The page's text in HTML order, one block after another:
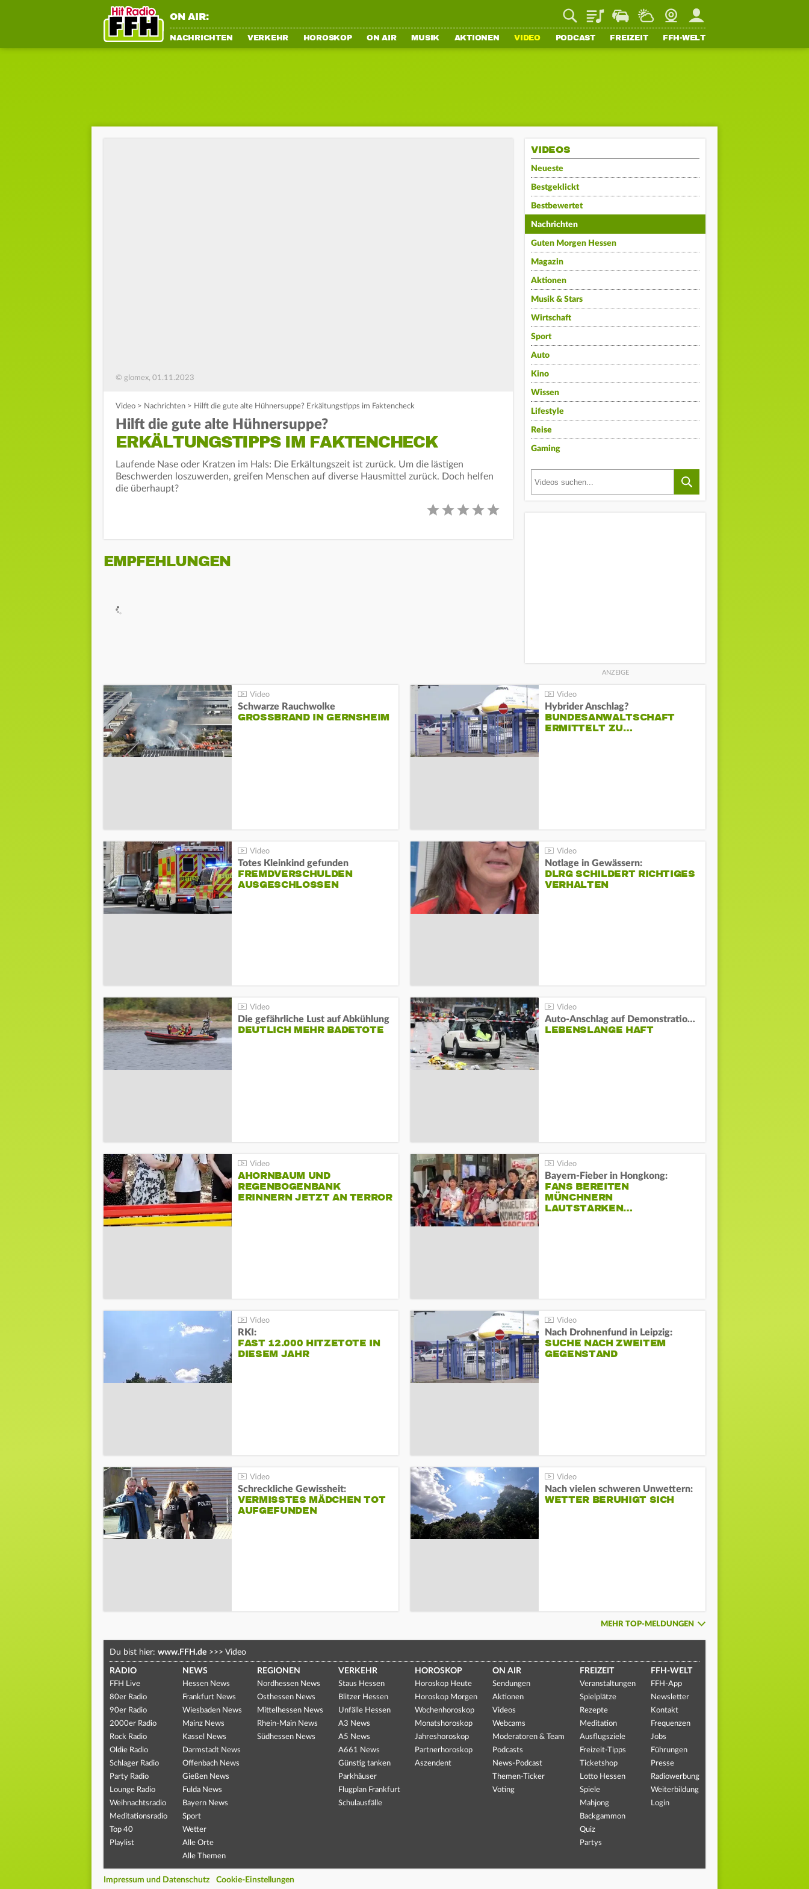
ON AIR: PlaylistStaupilotWetterWebcamMein FFH
NACHRICHTEN VERKEHR HOROSKOP ON AIR MUSIK AKTIONEN VIDEO PODCAST FREIZEIT FFH-WELT
© glomex, 01.11.2023
Video > Nachrichten > Hilft die gute alte Hühnersuppe? Erkältungstipps im Faktencheck
Hilft die gute alte Hühnersuppe?
ERKÄLTUNGSTIPPS IM FAKTENCHECK
Laufende Nase oder Kratzen im Hals: Die Erkältungszeit ist zurück. Um die lästigen
Beschwerden loszuwerden, greifen Menschen auf diverse Hausmittel zurück. Doch helfen
die überhaupt?
EMPFEHLUNGEN
VIDEOS
Neueste
Bestgeklickt
Bestbewertet
Nachrichten
Guten Morgen Hessen
Magazin
Aktionen
Musik & Stars
Wirtschaft
Sport
Auto
Kino
Wissen
Lifestyle
Reise
Gaming
Schwarze Rauchwolke
GROSSBRAND IN GERNSHEIM
Hybrider Anschlag?
BUNDESANWALTSCHAFT
ERMITTELT ZU…
Totes Kleinkind gefunden
FREMDVERSCHULDEN
AUSGESCHLOSSEN
Notlage in Gewässern:
DLRG SCHILDERT RICHTIGES
VERHALTEN
Die gefährliche Lust auf Abkühlung
DEUTLICH MEHR BADETOTE
Auto-Anschlag auf Demonstration in München:
LEBENSLANGE HAFT
AHORNBAUM UND
REGENBOGENBANK
ERINNERN JETZT AN TERROR
Bayern-Fieber in Hongkong:
FANS BEREITEN
MÜNCHNERN
LAUTSTARKEN…
RKI:
FAST 12.000 HITZETOTE IN
DIESEM JAHR
Nach Drohnenfund in Leipzig:
SUCHE NACH ZWEITEM
GEGENSTAND
Schreckliche Gewissheit:
VERMISSTES MÄDCHEN TOT
AUFGEFUNDEN
Nach vielen schweren Unwettern:
WETTER BERUHIGT SICH
MEHR TOP-MELDUNGEN
Du bist hier: www.FFH.de >>> Video
RADIO
FFH Live
80er Radio
90er Radio
2000er Radio
Rock Radio
Oldie Radio
Schlager Radio
Party Radio
Lounge Radio
Weihnachtsradio
Meditationsradio
Top 40
Playlist
NEWS
Hessen News
Frankfurt News
Wiesbaden News
Mainz News
Kassel News
Darmstadt News
Offenbach News
Gießen News
Fulda News
Bayern News
Sport
Wetter
Alle Orte
Alle Themen
REGIONEN
Nordhessen News
Osthessen News
Mittelhessen News
Rhein-Main News
Südhessen News
VERKEHR
Staus Hessen
Blitzer Hessen
Unfälle Hessen
A3 News
A5 News
A661 News
Günstig tanken
Parkhäuser
Flugplan Frankfurt
Schulausfälle
HOROSKOP
Horoskop Heute
Horoskop Morgen
Wochenhoroskop
Monatshoroskop
Jahreshoroskop
Partnerhoroskop
Aszendent
ON AIR
Sendungen
Aktionen
Videos
Webcams
Moderatoren & Team
Podcasts
News-Podcast
Themen-Ticker
Voting
FREIZEIT
Veranstaltungen
Spielplätze
Rezepte
Meditation
Ausflugsziele
Freizeit-Tipps
Ticketshop
Lotto Hessen
Spiele
Mahjong
Backgammon
Quiz
Partys
FFH-WELT
FFH-App
Newsletter
Kontakt
Frequenzen
Jobs
Führungen
Presse
Radiowerbung
Weiterbildung
Login
Impressum und Datenschutz Cookie-Einstellungen